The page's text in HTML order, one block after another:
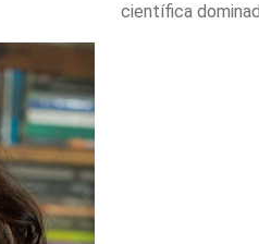
científica